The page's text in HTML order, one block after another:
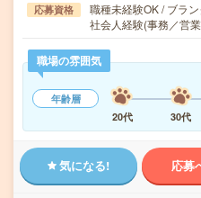
応募資格
職種未経験OK / ブラ
社会人経験(事務／営
職場の雰囲気
年齢層
20代
30代
気になる! 応募